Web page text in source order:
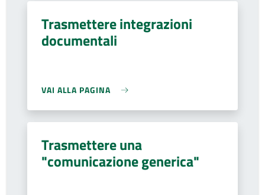
Trasmettere integrazioni
documentali
VAI ALLA PAGINA
Trasmettere una
"comunicazione generica"